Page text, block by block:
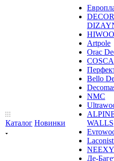
Каталог Новинки
DECOR
Artpole
Orac
COSCA
Bello
NMС
WALLS
NEEXY
Де-